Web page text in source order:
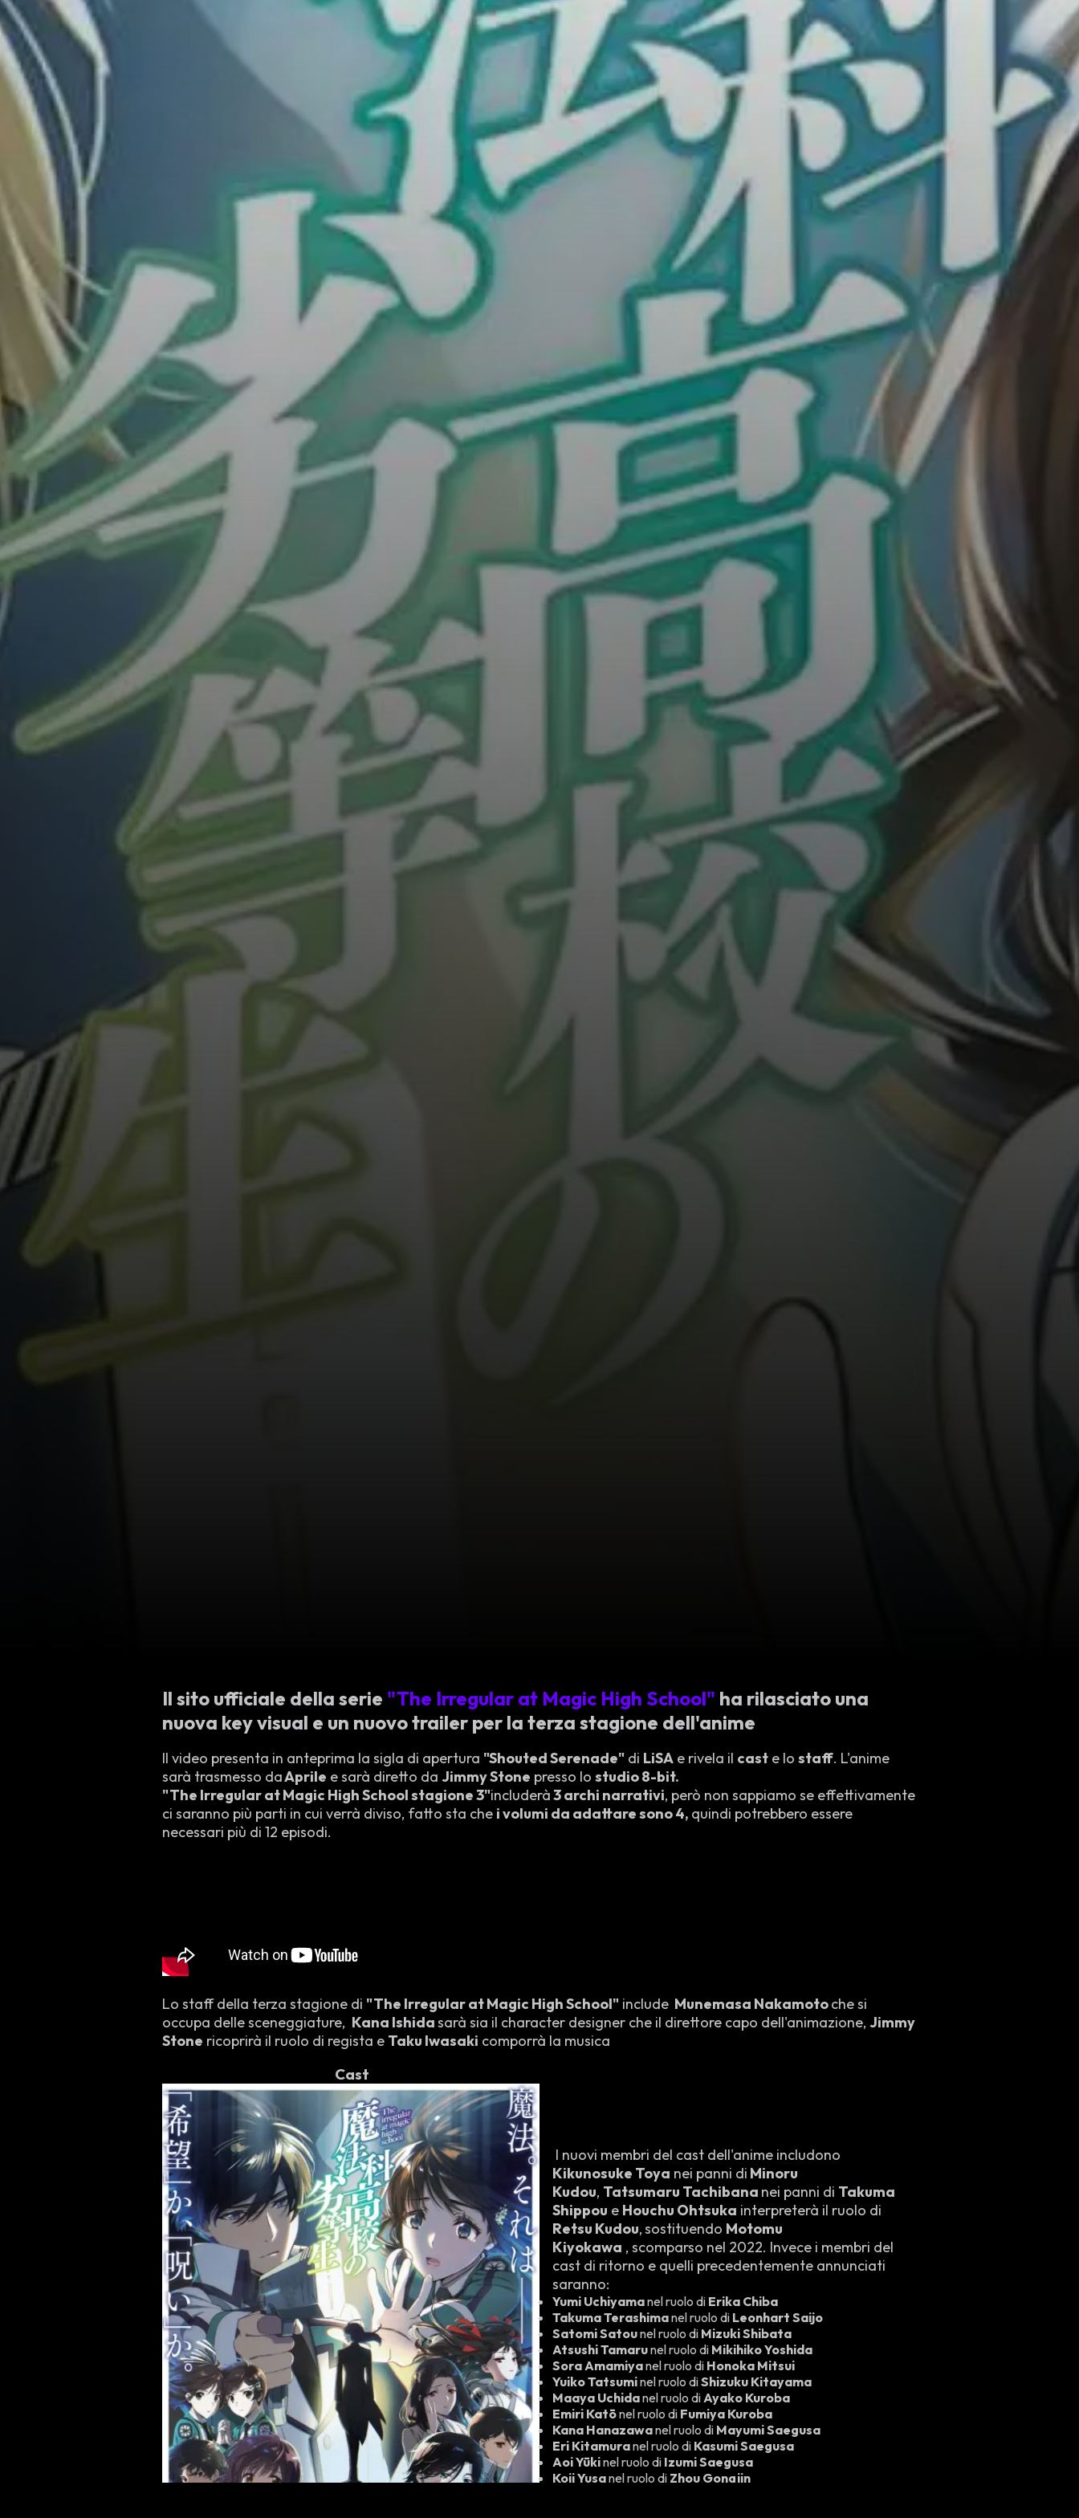
Il sito ufficiale della serie "The Irregular at Magic High School" ha rilasciato una
nuova key visual e un nuovo trailer per la terza stagione dell'anime
Il video presenta in anteprima la sigla di apertura "Shouted Serenade"di LiSAe rivela il caste lo staff. L'anime
sarà trasmesso daAprile e sarà diretto da Jimmy Stone presso lo studio 8-bit.
"The Irregular at Magic High School stagione 3"includerà3 archi narrativi, però non sappiamo se effettivamente
ci saranno più parti in cui verrà diviso, fatto sta che i volumi da adattare sono 4, quindi potrebbero essere
necessari più di 12 episodi.
Lo staff della terza stagione di "The Irregular at Magic High School"include Munemasa Nakamotoche si
occupa delle sceneggiature, Kana Ishidasarà sia il character designer che il direttore capo dell'animazione, Jimmy
Stone ricoprirà il ruolo di regista e Taku Iwasaki comporrà la musica
Cast
I nuovi membri del cast dell'anime includono
Kikunosuke Toya nei panni di Minoru
Kudou, Tatsumaru Tachibana nei panni di Takuma
Shippou e Houchu Ohtsuka interpreterà il ruolo di
Retsu Kudou,sostituendo Motomu
Kiyokawa , scomparso nel 2022. Invece i membri del
cast di ritorno e quelli precedentemente annunciati
saranno:
Yumi Uchiyamanel ruolo di Erika Chiba
Takuma Terashimanel ruolo di Leonhart Saijo
Satomi Satounel ruolo di Mizuki Shibata
Atsushi Tamarunel ruolo di Mikihiko Yoshida
Sora Amamiyanel ruolo di Honoka Mitsui
Yuiko Tatsuminel ruolo diShizuku Kitayama
Maaya Uchidanel ruolo diAyako Kuroba
Emiri Katōnel ruolo di Fumiya Kuroba
Kana Hanazawanel ruolo di Mayumi Saegusa
Eri Kitamuranel ruolo di Kasumi Saegusa
Aoi Yūkinel ruolo di Izumi Saegusa
Koji Yusanel ruolo di Zhou Gongjin